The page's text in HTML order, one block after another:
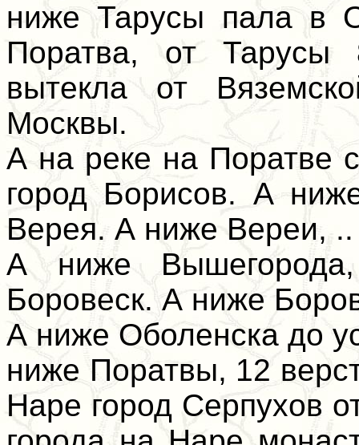
ниже Тарусы пала в
Поратва, от
вытекла от
Москвы.
А на реке на Поратве
город Борисов. А
Верея. А ниже Вереи,
А ниже
Боровеск. А ниже
А ниже Оболенска до
ниже Поратвы, 12
Наре город Серпухов